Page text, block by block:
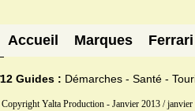
Accueil Marques Ferrari
12 Guides : Démarches - Santé -
Copyright Yalta Production - Janvier 2013 / janvier